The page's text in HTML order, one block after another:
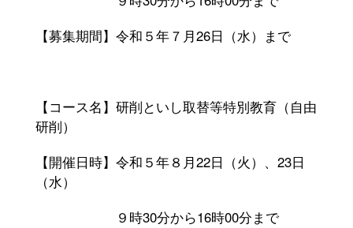
事業者の方へ(308)
修了生の方へ(2)
【募集期間】令和５年７月26日（水）まで
【コース名】研削といし取替等特別教育（自由
研削）
【開催日時】令和５年８月22日（火）、23日
（水）
９時30分から16時00分まで